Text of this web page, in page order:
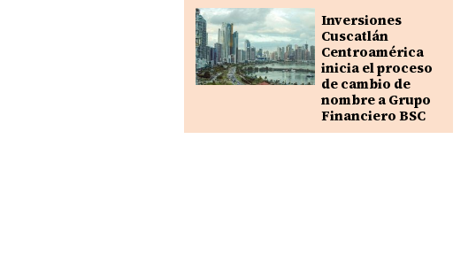
Inversiones
Cuscatlán
Centroamérica
inicia el proceso
de cambio de
nombre a Grupo
Financiero BSC